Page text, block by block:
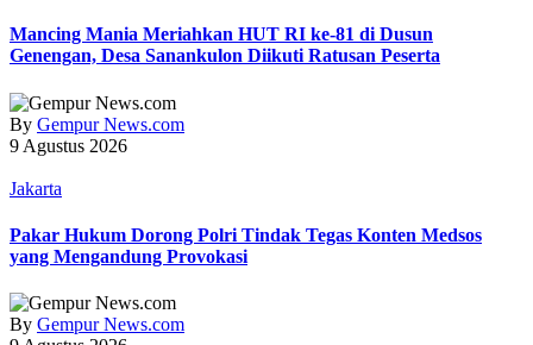
Mancing Mania Meriahkan HUT RI ke-81 di Dusun
Genengan, Desa Sanankulon Diikuti Ratusan Peserta
By Gempur News.com
9 Agustus 2026
Jakarta
Pakar Hukum Dorong Polri Tindak Tegas Konten Medsos
yang Mengandung Provokasi
By Gempur News.com